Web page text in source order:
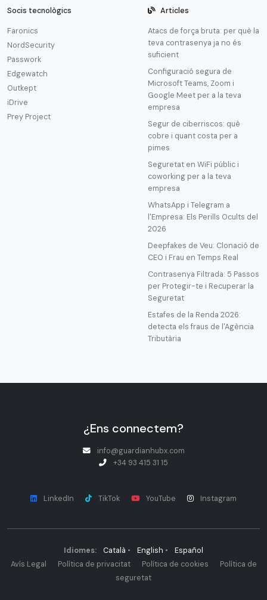
Socis tecnològics
Faronics
NordSecurity
Passwork
Edgewatch
Outkept
iDrive
Prey Project
Articles
Atacs de força bruta: per què la
teva contrasenya ja no és
suficient
Configuració segura de
Microsoft Teams, Zoom i
Google Meet per a la teva
empresa
Segur de ciberriscos: què
cobre i quant costa per a
pimes
Seguretat en WiFi públic i
coworking per a la teva
empresa
WhatsApp i Telegram a
l'Empresa: Els Perills Ocults del
2026
Deepfakes de Veu: Clonació de
CEO i Frau en Temps Real
Contrasenya Filtrada: 5 Passos
per Protegir-te i Recuperar la
Seguretat
Estafes de la Renda 2026:
detecta els fraus de l'Agència
Tributària
¿Ens connectem?
info@guardianhubx.com
+34 93 415 31 15
LinkedIn TikTok YouTube Instagram
Idiomes: Català • English •
Español
Avís Legal
Política de privacitat Política de cookies
Política de
seguretat